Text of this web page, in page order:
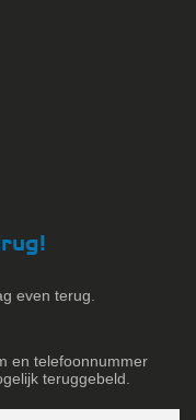
even terug.
en telefoonnummer
teruggebeld.